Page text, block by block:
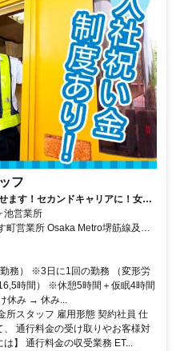
フ
ます！セカンドキャリアに！女性
池営業所
町営業所 Osaka Metro堺筋線及び
環状線「新今宮」駅・南海電車
務） ※3日に1回の勤務 （変形労
時間） ※休憩5時間＋仮眠4時間
休み → 休み...
所スタッフ 雇用形態 契約社員 仕
通行料金の受け取りやお客様対
】 通行料金の収受業務 ET...